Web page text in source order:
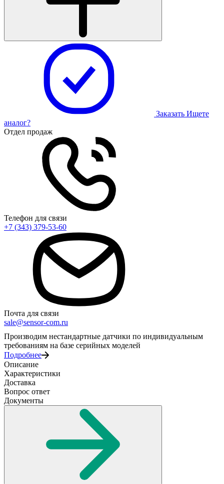
Заказать Ищете
аналог?
Отдел продаж
Телефон для связи
+7 (343) 379-53-60
Почта для связи
sale@sensor-com.ru
Производим нестандартные датчики по индивидуальным
требованиям на базе серийных моделей
Подробнее
Описание
Характеристики
Доставка
Вопрос ответ
Документы